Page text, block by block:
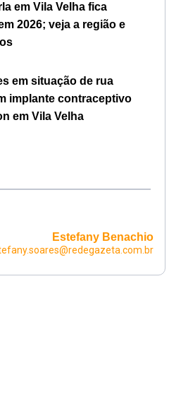
em Vila Velha fica
2026; veja a região e
em situação de rua
implante contraceptivo
em Vila Velha
Estefany Benachio